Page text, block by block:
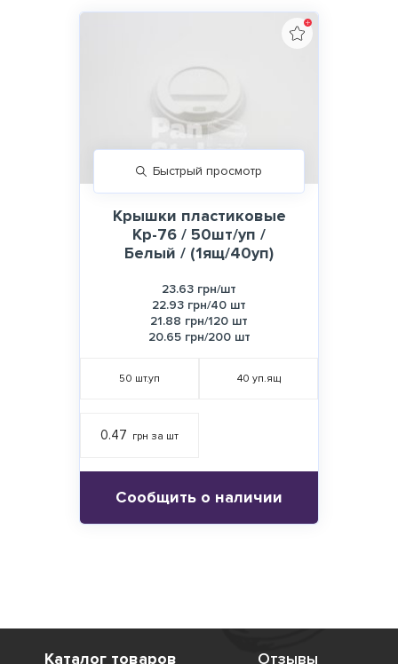
Быстрый просмотр
Крышки пластиковые
Кр-76 / 50шт/уп /
Белый / (1ящ/40уп)
23.63 грн/шт
22.93 грн/40 шт
21.88 грн/120 шт
20.65 грн/200 шт
50 шт.уп 40 уп.ящ
0.47 грн за шт
Сообщить о наличии
Каталог товаров
Отзывы